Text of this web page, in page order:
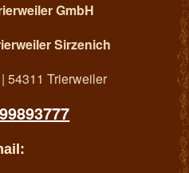
GmbH
Sirzenich
54311 Trierweiler